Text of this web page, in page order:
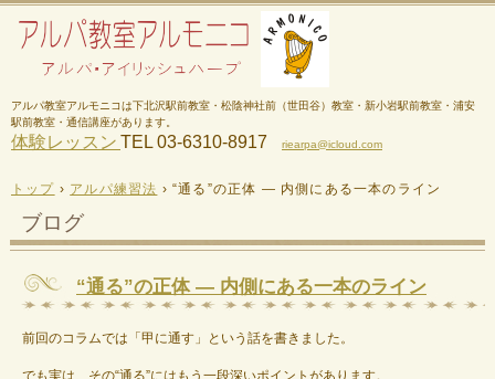
アルパ教室アルモニコは下北沢駅前教室・松陰神社前（世田谷）教室・新小岩駅前教室・浦安
駅前教室・通信講座があります。
体験レッスン TEL 03-6310-8917 riearpa@icloud.com
トップ › アルパ練習法 ›“通る”の正体 — 内側にある一本のライン
ブログ
“通る”の正体 — 内側にある一本のライン
前回のコラムでは「甲に通す」という話を書きました。
でも実は、その“通る”にはもう一段深いポイントがあります。